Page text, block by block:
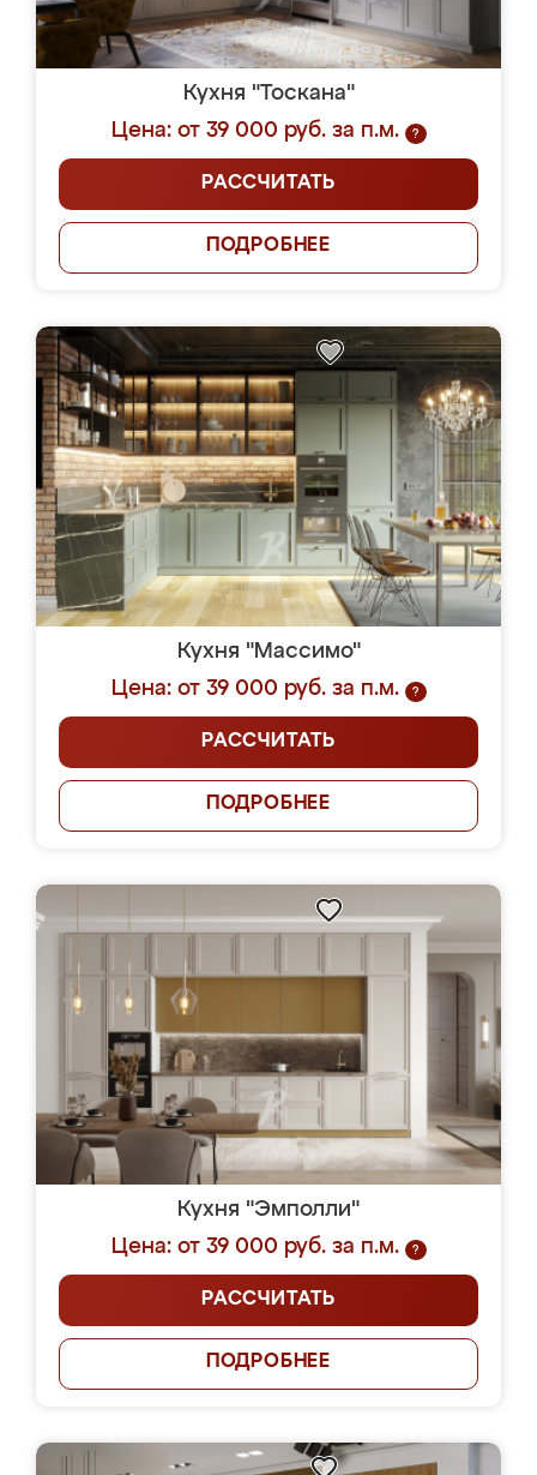
Кухня "Тоскана"
Цена: от 39 000 руб. за п.м.
?
РАССЧИТАТЬ
ПОДРОБНЕЕ
Кухня "Массимо"
Цена: от 39 000 руб. за п.м.
?
РАССЧИТАТЬ
ПОДРОБНЕЕ
Кухня "Эмполли"
Цена: от 39 000 руб. за п.м.
?
РАССЧИТАТЬ
ПОДРОБНЕЕ